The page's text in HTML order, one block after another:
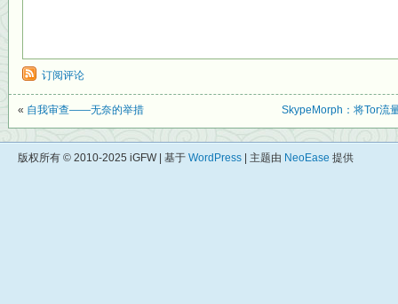
订阅评论
« 自我审查——无奈的举措 SkypeMorph：将Tor流
版权所有 © 2010-2025 iGFW | 基于 WordPress | 主题由 NeoEase 提供